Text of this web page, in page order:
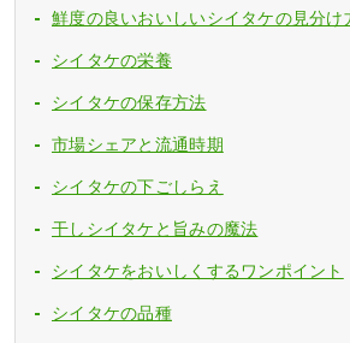
鮮度の良いおいしいシイタケの見分け
シイタケの栄養
シイタケの保存方法
市場シェアと流通時期
シイタケの下ごしらえ
干しシイタケと旨みの魔法
シイタケをおいしくするワンポイント
シイタケの品種